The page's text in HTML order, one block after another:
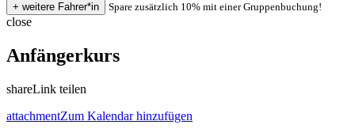
Spare zusätzlich 10% mit einer Gruppenbuchung!
close
Anfängerkurs
shareLink teilen
attachmentZum Kalendar hinzufügen